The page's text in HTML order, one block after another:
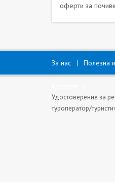
оферти за
За нас Полезна
Удостоверение за
туроператор/